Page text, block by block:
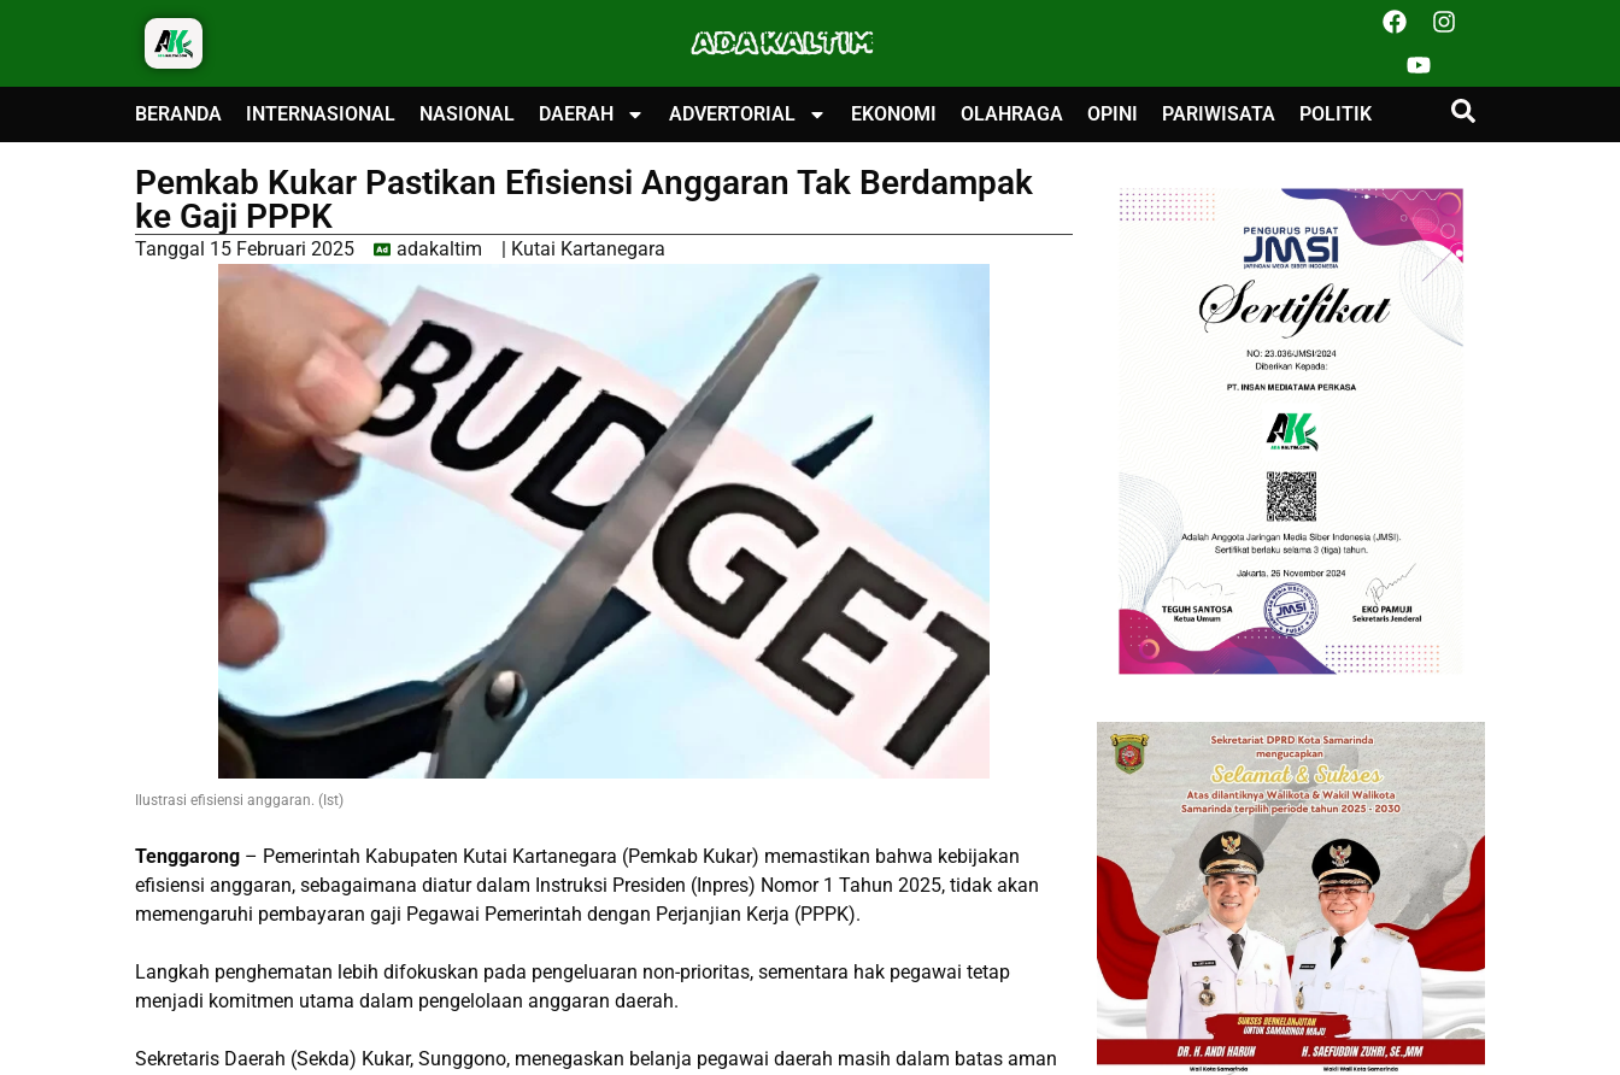
ADA KALTIM
BERANDA INTERNASIONAL NASIONAL DAERAH ADVERTORIAL EKONOMI OLAHRAGA OPINI PARIWISATA POLITIK
Pemkab Kukar Pastikan Efisiensi Anggaran Tak Berdampak
ke Gaji PPPK
Tanggal 15 Februari 2025 adakaltim | Kutai Kartanegara
Ilustrasi efisiensi anggaran. (Ist)
Tenggarong – Pemerintah Kabupaten Kutai Kartanegara (Pemkab Kukar) memastikan bahwa kebijakan
efisiensi anggaran, sebagaimana diatur dalam Instruksi Presiden (Inpres) Nomor 1 Tahun 2025, tidak akan
memengaruhi pembayaran gaji Pegawai Pemerintah dengan Perjanjian Kerja (PPPK).
Langkah penghematan lebih difokuskan pada pengeluaran non-prioritas, sementara hak pegawai tetap
menjadi komitmen utama dalam pengelolaan anggaran daerah.
Sekretaris Daerah (Sekda) Kukar, Sunggono, menegaskan belanja pegawai daerah masih dalam batas aman